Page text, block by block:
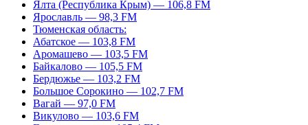
Ялта (Республика Крым) — 106,8 FM
Ярославль — 98,3 FM
Тюменская область:
Абатское — 103,8 FM
Аромашево — 103,5 FM
Байкалово — 105,5 FM
Бердюжье — 103,2 FM
Большое Сорокино — 102,7 FM
Вагай — 97,0 FM
Викулово — 103,6 FM